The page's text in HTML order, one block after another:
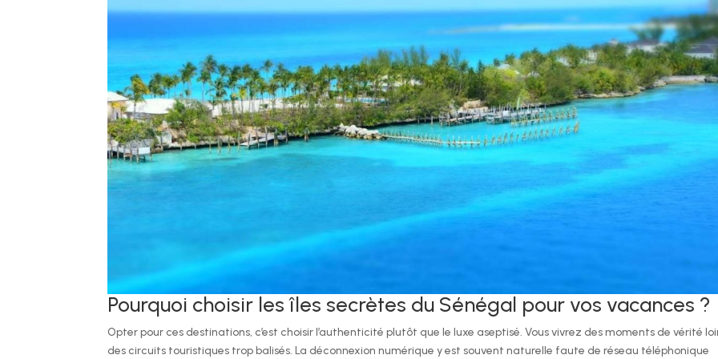
Pourquoi choisir les îles secrètes du Sénégal pour vos vacances ?
Opter pour ces destinations, c’est choisir l’authenticité plutôt que le luxe aseptisé. Vous vivrez des moments de vérité
des circuits touristiques trop balisés. La déconnexion numérique y est souvent naturelle faute de réseau téléphonique